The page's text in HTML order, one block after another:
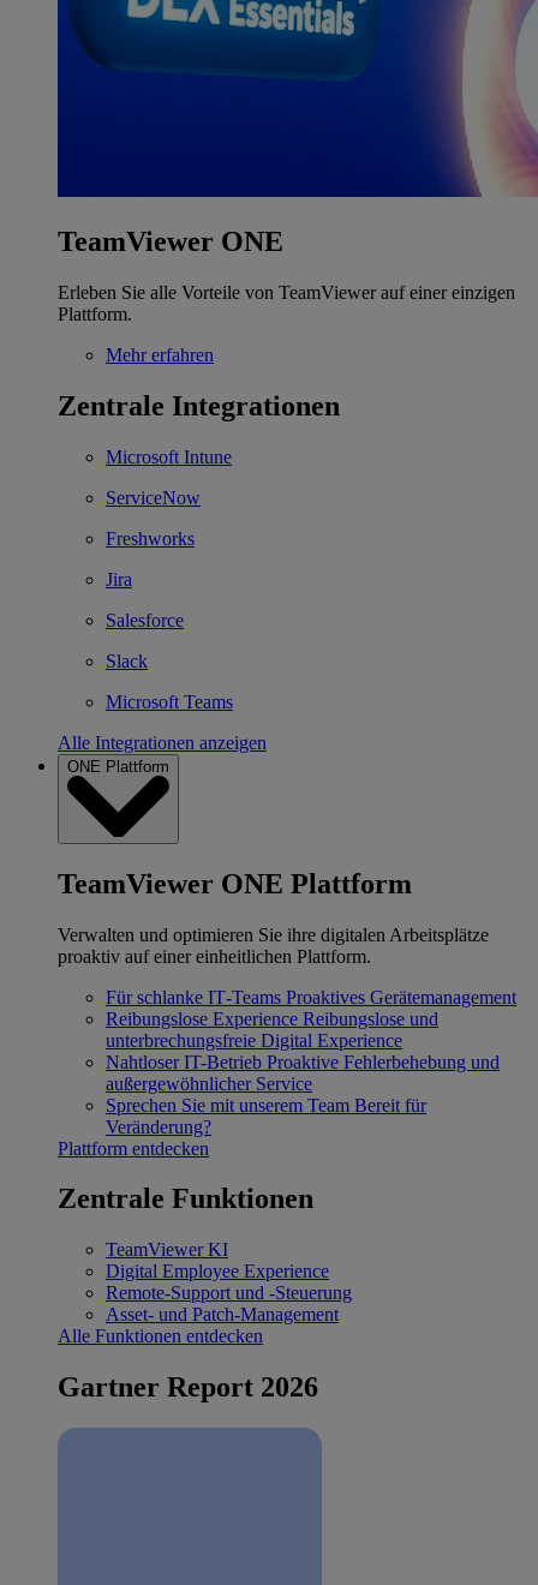
TeamViewer ONE
Erleben Sie alle Vorteile von TeamViewer auf einer einzigen
Plattform.
Mehr erfahren
Zentrale Integrationen
Microsoft Intune
ServiceNow
Freshworks
Jira
Salesforce
Slack
Microsoft Teams
Alle Integrationen anzeigen
ONE Plattform
TeamViewer ONE Plattform
Verwalten und optimieren Sie ihre digitalen Arbeitsplätze
proaktiv auf einer einheitlichen Plattform.
Für schlanke IT‐Teams Proaktives Gerätemanagement
Reibungslose Experience Reibungslose und
unterbrechungsfreie Digital Experience
Nahtloser IT-Betrieb Proaktive Fehlerbehebung und
außergewöhnlicher Service
Sprechen Sie mit unserem Team Bereit für
Veränderung?
Plattform entdecken
Zentrale Funktionen
TeamViewer KI
Digital Employee Experience
Remote-Support und -Steuerung
Asset- und Patch-Management
Alle Funktionen entdecken
Gartner Report 2026